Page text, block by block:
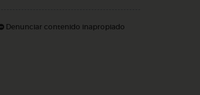
Denunciar contenido inapropiado